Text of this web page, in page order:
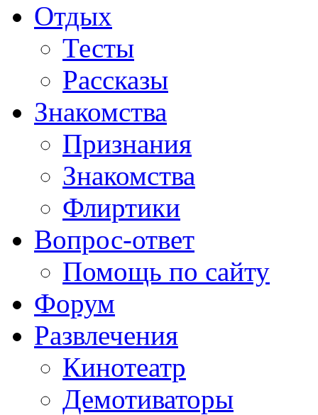
Отдых
Тесты
Рассказы
Знакомства
Признания
Знакомства
Флиртики
Вопрос-ответ
Помощь по сайту
Форум
Развлечения
Кинотеатр
Демотиваторы